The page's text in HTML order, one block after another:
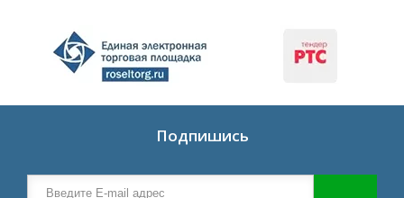
Подпишись